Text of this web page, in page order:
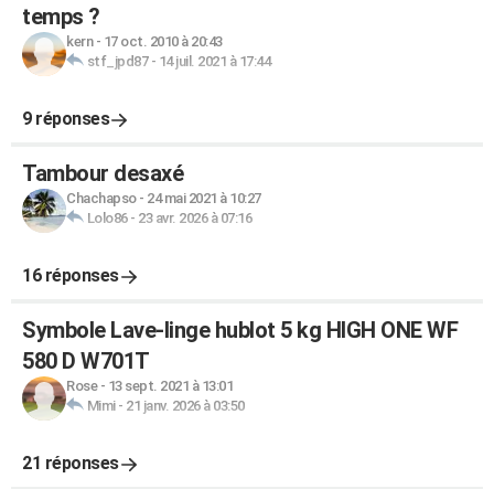
temps ?
kern- 17 oct. 2010 à 20:43
stf_jpd87- 14 juil. 2021 à 17:44
9 réponses
Tambour desaxé
Chachapso- 24 mai 2021 à 10:27
Lolo86- 23 avr. 2026 à 07:16
16 réponses
Symbole Lave-linge hublot 5 kg HIGH ONE WF
580 D W701T
Rose- 13 sept. 2021 à 13:01
Mimi- 21 janv. 2026 à 03:50
21 réponses